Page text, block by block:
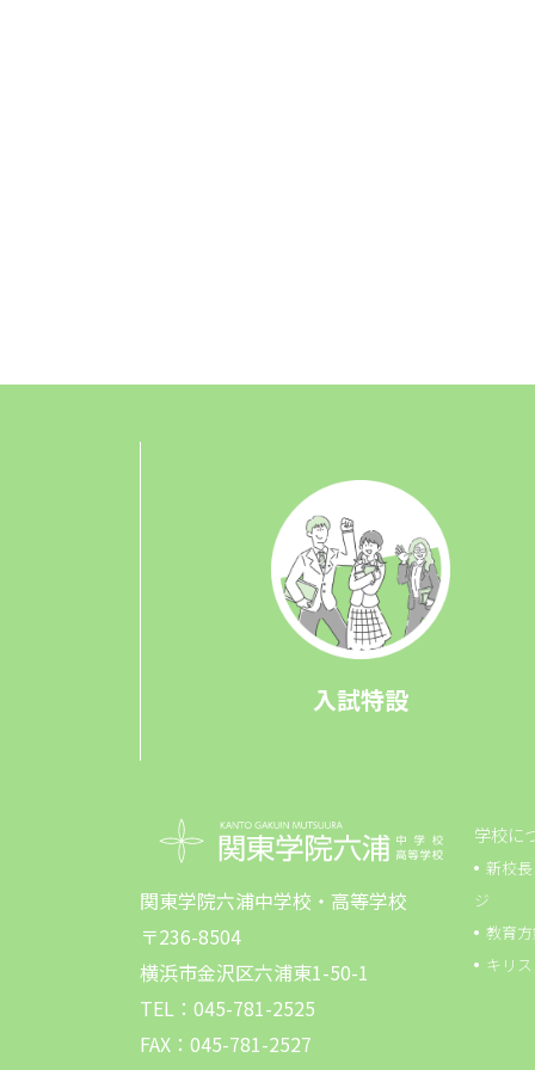
入試特設
関東学院六浦中学校・高等学校
〒236-8504
横浜市金沢区六浦東1-50-1
TEL：045-781-2525
FAX：045-781-2527
学校に
新校
ジ
教育
キリ